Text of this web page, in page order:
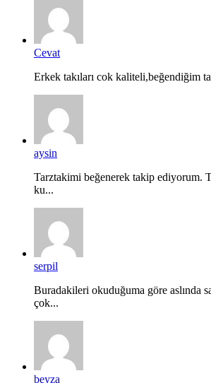
Cevat
Erkek takıları cok kaliteli,beğendiğim
aysin
Tarztakimi beğenerek takip ediyorum.
ku...
serpil
Buradakileri okuduğuma göre aslında
çok...
beyza